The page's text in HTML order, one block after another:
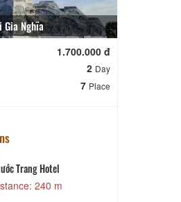
Gia Nghĩa
1.700.000 đ
2 Day
7 Place
Trang Hotel
240 m